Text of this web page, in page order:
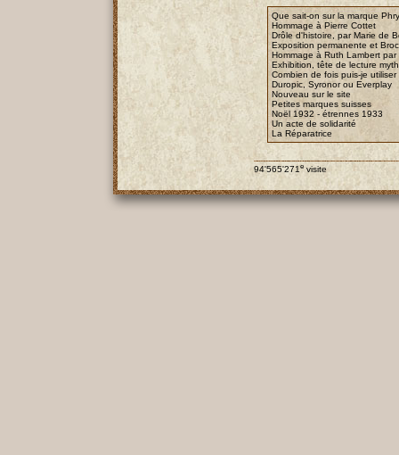
Que sait-on sur la marque
Hommage à Pierre Cottet
Drôle d'histoire, par Marie de
Exposition permanente et
Hommage à Ruth Lambert
Exhibition, tête de lecture
Combien de fois puis-je
Duropic, Syronor ou Everplay
Nouveau sur le site
Petites marques suisses
Noël 1932 - étrennes 1933
Un acte de solidarité
La Réparatrice
94'565'271evisite